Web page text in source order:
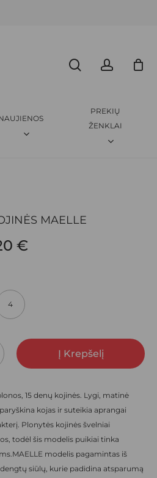
PREKIŲ
ŽENKLAI
MAELLE
€CURRENT
4
Į Krepšelį
15 denų kojinės. Lygi, matinė
kojas ir suteikia aprangai
Plonytės kojinės švelniai
todėl šis modelis puikiai tinka
MAELLE modelis pagamintas iš
siūlų, kurie padidina atsparumą
EL. PAŠTO ADRESĄ IR
KITĄ KARTĄ VĖL NORĖSIU